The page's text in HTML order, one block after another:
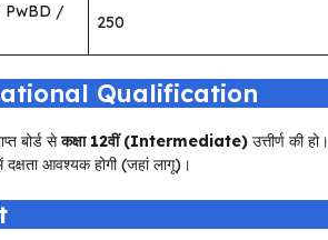
PwBD /
₹250
Qualification
बोर्ड सेकक्षा 12वीं (Intermediate) उत्तीर्ण की हो।
दक्षता आवश्यक होगी (जहां लागू)।